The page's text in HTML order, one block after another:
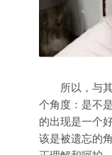
所以，与其
个角度：是不
的出现是一个
该是被遗忘的